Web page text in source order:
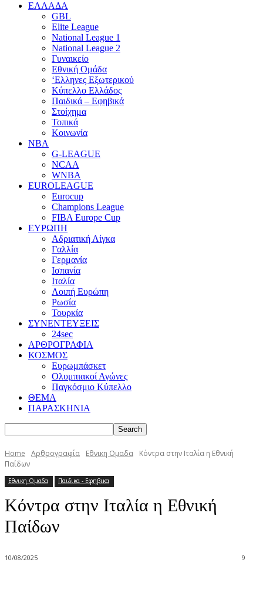
EΛΛΑΔΑ
GBL
Elite League
National League 1
National League 2
Γυναικείο
Εθνική Ομάδα
‘Ελληνες Εξωτερικού
Κύπελλο Ελλάδος
Παιδικά – Εφηβικά
Στοίχημα
Τοπικά
Κοινωνία
NBA
G-LEAGUE
NCAA
WNBA
ΕUROLEAGUE
Eurocup
Champions League
FIBA Europe Cup
ΕΥΡΩΠΗ
Αδριατική Λίγκα
Γαλλία
Γερμανία
Ισπανία
Ιταλία
Λοιπή Ευρώπη
Ρωσία
Τουρκία
ΣΥΝΕΝΤΕΥΞΕΙΣ
24sec
ΑΡΘΡΟΓΡΑΦΙΑ
ΚΟΣΜΟΣ
Ευρωμπάσκετ
Ολυμπιακοί Αγώνες
Παγκόσμιο Κύπελλο
ΘΕΜΑ
ΠΑΡΑΣΚΗΝΙΑ
Home Αρθρογραφία Εθνικη Ομαδα
Κόντρα στην Ιταλία η Εθνική
Παίδων
Εθνικη Ομαδα Παιδικα - Εφηβικα
Κόντρα στην Ιταλία η Εθνική
Παίδων
10/08/2025 9